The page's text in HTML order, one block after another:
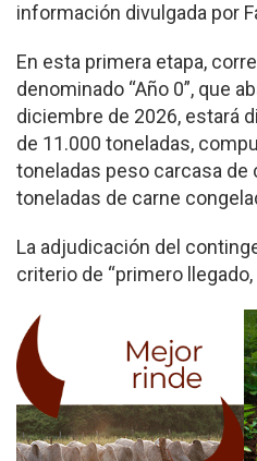
información divulgada por
En esta primera etapa,
denominado “Año 0”, que
diciembre de 2026, estará
de 11.000 toneladas,
toneladas peso carcasa de
toneladas de carne
La adjudicación del
criterio de “primero